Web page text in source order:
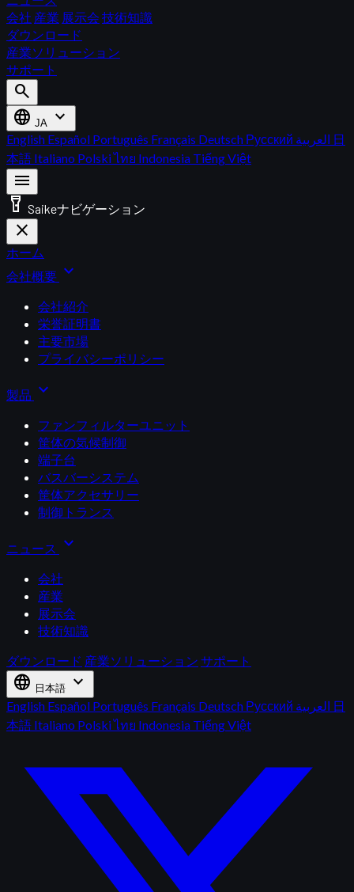
会社 産業 展示会 技術知識
ダウンロード
産業ソリューション
サポート
search
language JA expand_more
English Español Português Français Deutsch Русский
日
本語 Italiano Polskiไทย Indonesia Tiếng Việt
menu
flashlight_on Saikeナビゲーション
close
ホーム
会社概要 expand_more
会社紹介
栄誉証明書
主要市場
プライバシーポリシー
製品 expand_more
ファンフィルターユニット
筐体の気候制御
端子台
バスバーシステム
筐体アクセサリー
制御トランス
ニュース expand_more
会社
産業
展示会
技術知識
ダウンロード 産業ソリューション サポート
language 日本語 expand_more
English Español Português Français Deutsch Русский
日
本語 Italiano Polskiไทย Indonesia Tiếng Việt